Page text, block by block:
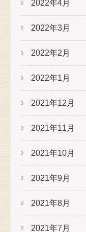
2022年4月
2022年3月
2022年2月
2022年1月
2021年12月
2021年11月
2021年10月
2021年9月
2021年8月
2021年7月